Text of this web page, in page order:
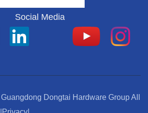
Social Media
Dongtai Hardware Group All